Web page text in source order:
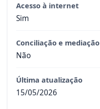
Acesso à internet
Sim
Conciliação e mediação
Não
Última atualização
15/05/2026